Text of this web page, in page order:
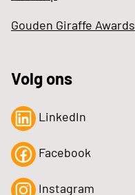
Gouden Giraffe Awards
Volg ons
LinkedIn
Facebook
Instagram